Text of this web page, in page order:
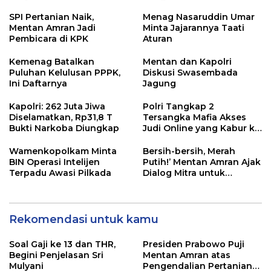
SPI Pertanian Naik,
Mentan Amran Jadi
Pembicara di KPK
Menag Nasaruddin Umar
Minta Jajarannya Taati
Aturan
Kemenag Batalkan
Puluhan Kelulusan PPPK,
Ini Daftarnya
Mentan dan Kapolri
Diskusi Swasembada
Jagung
Kapolri: 262 Juta Jiwa
Diselamatkan, Rp31,8 T
Bukti Narkoba Diungkap
Polri Tangkap 2
Tersangka Mafia Akses
Judi Online yang Kabur ke
Wamenkopolkam Minta
BIN Operasi Intelijen
Terpadu Awasi Pilkada
Bersih-bersih, Merah
Putih!’ Mentan Amran Ajak
Dialog Mitra untuk
Rekomendasi untuk kamu
Soal Gaji ke 13 dan THR,
Begini Penjelasan Sri
Mulyani
Presiden Prabowo Puji
Mentan Amran atas
Pengendalian Pertanian